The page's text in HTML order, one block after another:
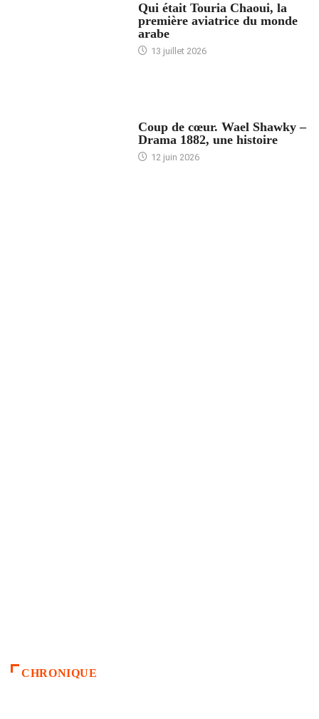
Qui était Touria Chaoui, la
première aviatrice du monde
arabe
13 juillet 2026
Coup de cœur. Wael Shawky –
Drama 1882, une histoire
12 juin 2026
CHRONIQUE